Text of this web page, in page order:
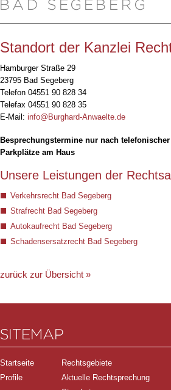
BAD SEGEBERG
Standort der Kanzlei
Hamburger Straße 29
23795 Bad Segeberg
Telefon 04551 90 828 34
Telefax 04551 90 828 35
E-Mail: info@Burghard-Anwaelte.de
Besprechungstermine nur nach
Parkplätze am Haus
Unsere Leistungen der
Verkehrsrecht Bad Segeberg
Strafrecht Bad Segeberg
Autokaufrecht Bad Segeberg
Schadensersatzrecht Bad Segeberg
zurück zur Übersicht »
SITEMAP
Startseite
Profile
Rechtsgebiete
Aktuelle Rechtsprechung